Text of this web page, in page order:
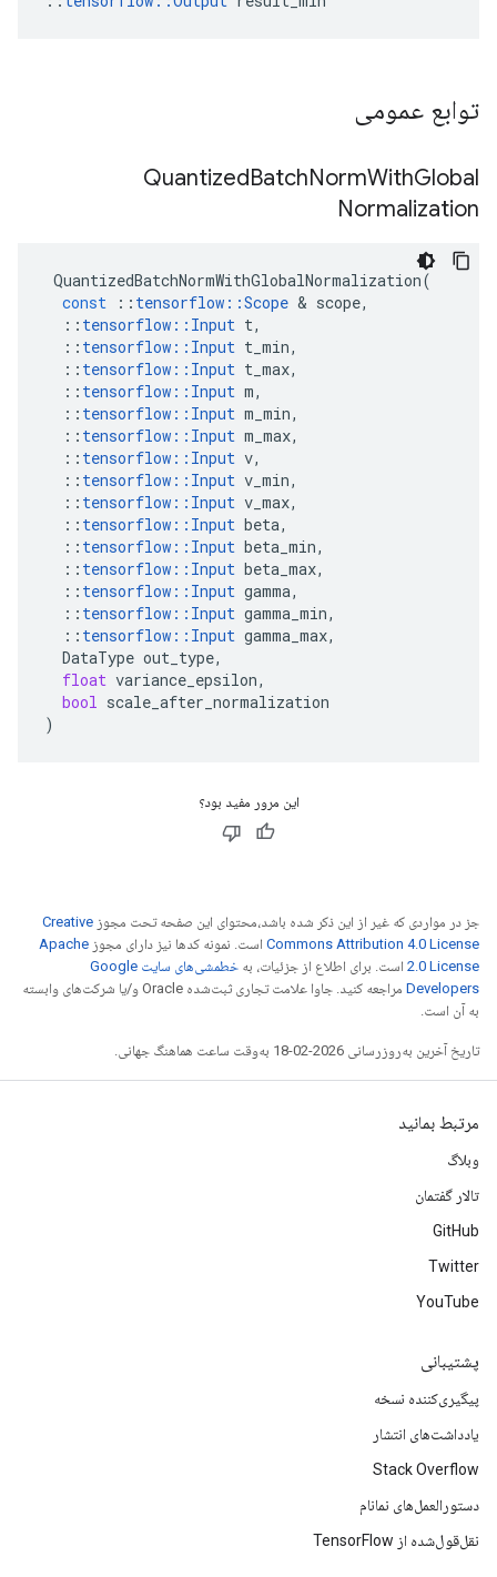
توابع عمومی
QuantizedBatchNormWithGlobal
Normalization
QuantizedBatchNormWithGlobalNormalization(
const
:: tensorflow ::Scope & scope,
:: tensorflow :: Input t,
:: tensorflow :: Input t_min,
:: tensorflow :: Input t_max,
:: tensorflow :: Input m,
:: tensorflow :: Input m_min,
:: tensorflow :: Input m_max,
:: tensorflow :: Input v,
:: tensorflow :: Input v_min,
:: tensorflow :: Input v_max,
:: tensorflow :: Input beta,
:: tensorflow :: Input beta_min,
:: tensorflow :: Input beta_max,
:: tensorflow :: Input gamma,
:: tensorflow :: Input gamma_min,
:: tensorflow :: Input gamma_max,
DataType out_type,
float variance_epsilon,
bool scale_after_normalization
)
این مرور مفید بود؟
جز در مواردی که غیر از این ذکر شده باشد،‌محتوای این صفحه تحت مجوز Creative
Commons Attribution 4.0 License است. نمونه کدها نیز دارای مجوز Apache
2.0 License است. برای اطلاع از جزئیات، به
خطمشی‌های سایت Google
Developers‏
مراجعه کنید. جاوا علامت تجاری ثبت‌شده Oracle و/یا شرکت‌های وابسته
به آن است.
تاریخ آخرین به‌روزرسانی 2026-02-18 به‌وقت ساعت هماهنگ جهانی.
مرتبط بمانید
وبلاگ
تالار گفتمان
GitHub
Twitter
YouTube
پشتیبانی
پیگیری‌کننده نسخه
یادداشت‌های انتشار
Stack Overflow
دستورالعمل‌های نمانام
نقل‌قول‌شده از TensorFlow